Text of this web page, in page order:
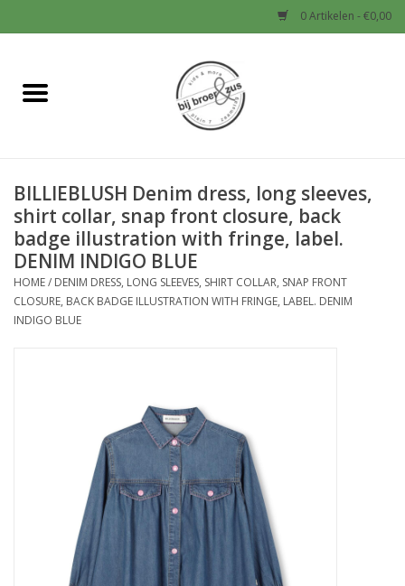
0 Artikelen - €0,00
Home
Baby
Jongens
Meisjes
Cadeaubonnen
BILLIEBLUSH Denim dress, long sleeves,
shirt collar, snap front closure, back
badge illustration with fringe, label.
DENIM INDIGO BLUE
HOME/ DENIM DRESS, LONG SLEEVES, SHIRT COLLAR, SNAP FRONT
CLOSURE, BACK BADGE ILLUSTRATION WITH FRINGE, LABEL. DENIM
INDIGO BLUE